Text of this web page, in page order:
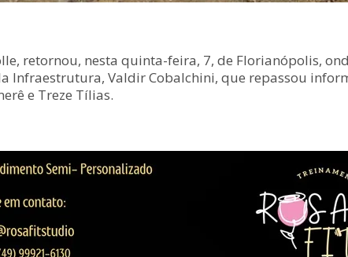
retornou, nesta quinta-feira, 7, de Florianópolis,
Infraestrutura, Valdir Cobalchini, que repassou
e Treze Tílias.